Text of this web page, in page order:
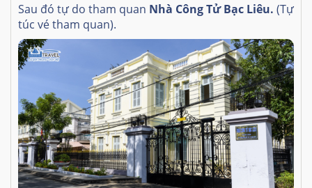
Sau đó tự do tham quan Nhà Công Tử Bạc Liêu. (Tự
túc vé tham quan).